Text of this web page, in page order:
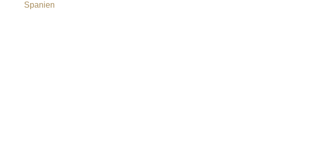
Spanien